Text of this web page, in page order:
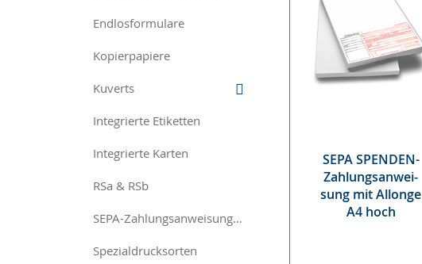
SE­PA SPEN­DEN-
Zah­lungs­an­wei­
sung mit Al­lon­ge
A4 hoch
Endlosformulare
Kopierpapiere
Kuverts
Integrierte Etiketten
Integrierte Karten
RSa & RSb
SEPA-Zahlungsanweisungen
Spezialdrucksorten